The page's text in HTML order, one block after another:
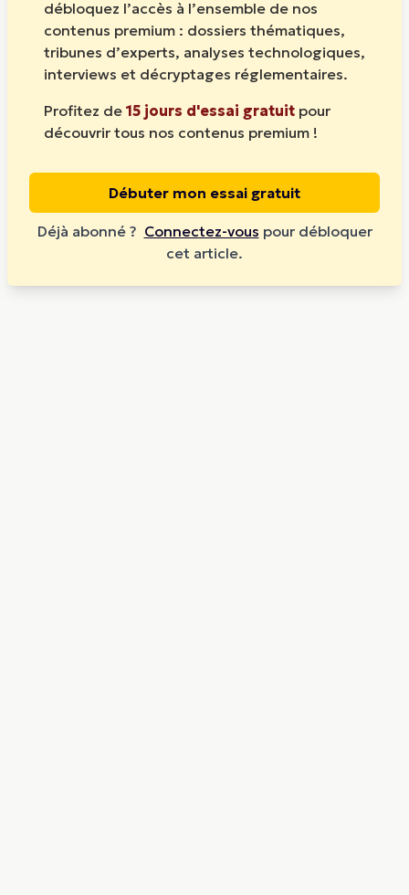
débloquez l’accès à l’ensemble de nos
contenus premium : dossiers thématiques,
tribunes d’experts, analyses technologiques,
interviews et décryptages réglementaires.
Profitez de 15 jours d'essai gratuit pour
découvrir tous nos contenus premium !
Débuter mon essai gratuit
Déjà abonné ? Connectez-vous pour débloquer
cet article.